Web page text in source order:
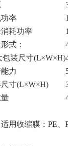
率
耗功率
式：
包装尺寸(L×W×H)
力
寸(L×W×H)
收缩膜：PE、